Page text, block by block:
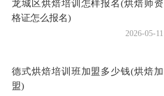
龙城区烘焙培训怎样报名(烘焙师资
格证怎么报名)
2026-05-11
德式烘焙培训班加盟多少钱(烘焙加
盟)